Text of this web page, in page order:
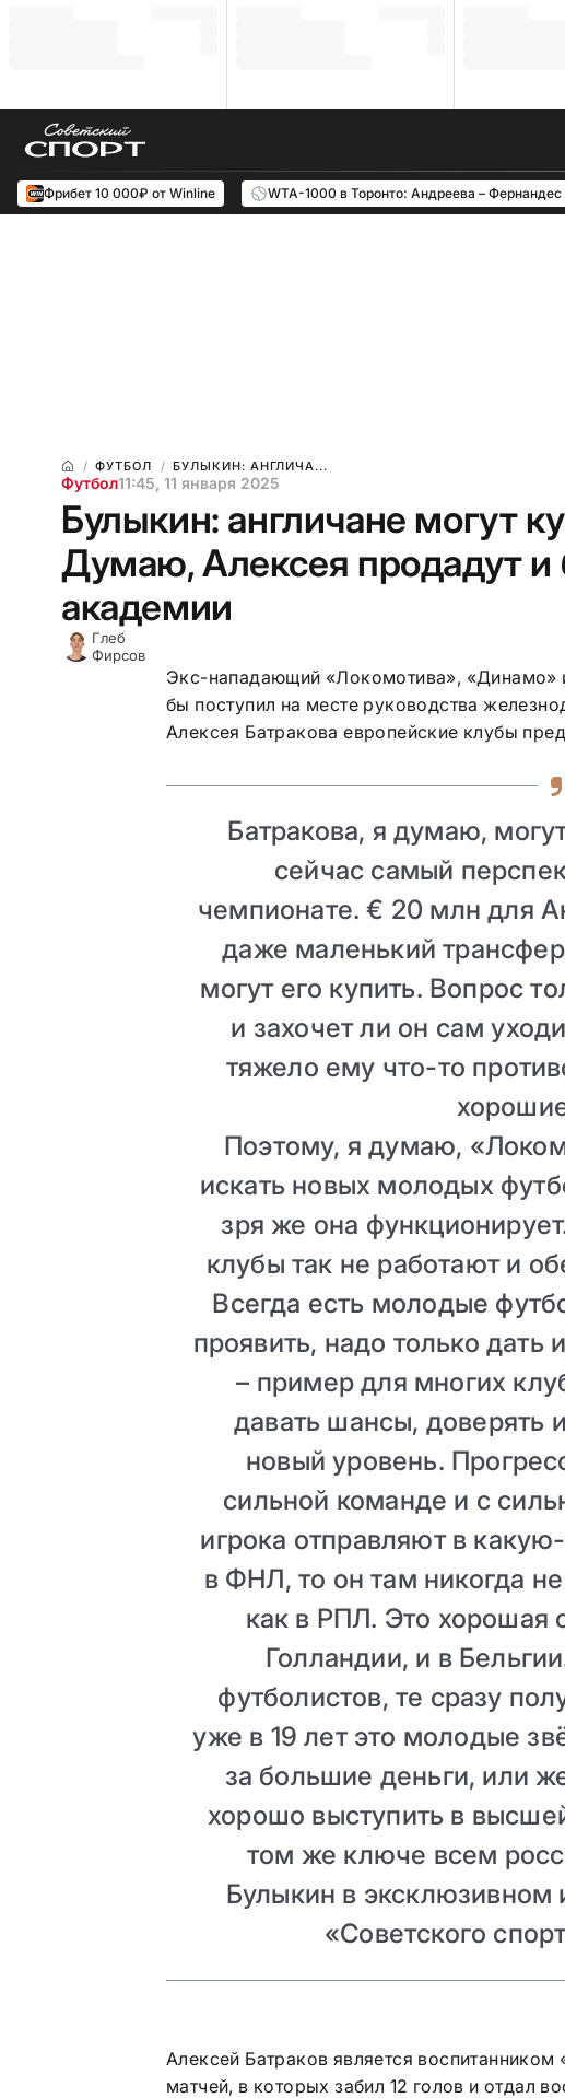
Фрибет 10 000₽ от Winline WTA-1000 в Торонто: Андреева – Фернандес
ФУТБОЛ БУЛЫКИН: АНГЛИЧА...
Футбол11:45, 11 января 2025
Булыкин: англичане могут
Думаю, Алексея продадут и
академии
Глеб
Фирсов
Экс-нападающий «Локомотива», «Динамо»
бы поступил на месте руководства
Алексея Батракова европейские клубы
Батракова, я думаю,
сейчас самый
чемпионате. € 20 млн для
даже маленький
могут его купить. Вопрос
и захочет ли он сам
тяжело ему что-то
Поэтому, я думаю,
искать новых молодых
зря же она
клубы так не работают и
Всегда есть молодые
проявить, надо только
– пример для многих
давать шансы, доверять
новый уровень.
сильной команде и с
игрока отправляют в
в ФНЛ, то он там никогда
как в РПЛ. Это хорошая
Голландии, и в
футболистов, те сразу
уже в 19 лет это молодые
за большие деньги, или
хорошо выступить в
том же ключе всем
Булыкин в эксклюзивном
«Советского
Алексей Батраков является
матчей, в которых забил 12 голов и отдал